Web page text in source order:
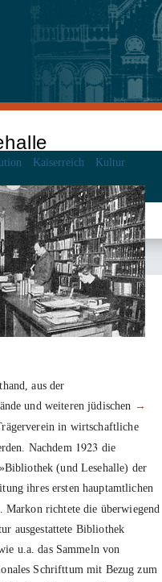
Kaiserreich
Kultur
aus der
und weiteren jüdischen →
in wirtschaftliche
Nachdem 1923 die
(und Lesehalle) der
ihres ersten hauptamtlichen
Markon richtete die überwiegend
ausgestattete Bibliothek
u.a. das Sammeln von
Schrifttum mit Bezug zum